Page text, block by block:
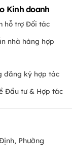
Kinh doanh
hỗ trợ Đối tác
nhà hàng hợp
đăng ký hợp tác
Đầu tư & Hợp tác
Phường